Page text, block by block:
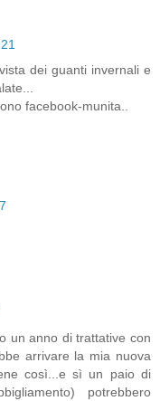
dei guanti invernali e
facebook-munita..
un anno di trattative con
arrivare la mia nuova
così...e sì un paio di
potrebbero